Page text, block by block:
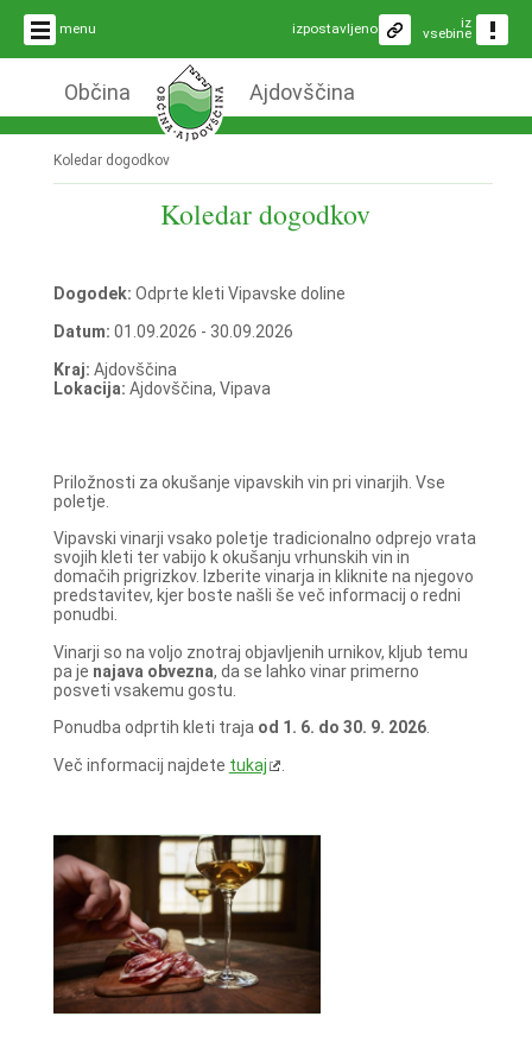
menu iz
vsebine
izpostavljeno
Občina Ajdovščina
Koledar dogodkov
Koledar dogodkov
Dogodek: Odprte kleti Vipavske doline
Datum: 01.09.2026 - 30.09.2026
Kraj: Ajdovščina
Lokacija: Ajdovščina, Vipava
Priložnosti za okušanje vipavskih vin pri vinarjih. Vse
poletje.
Vipavski vinarji vsako poletje tradicionalno odprejo vrata
svojih kleti ter vabijo k okušanju vrhunskih vin in
domačih prigrizkov. Izberite vinarja in kliknite na njegovo
predstavitev, kjer boste našli še več informacij o redni
ponudbi.
Vinarji so na voljo znotraj objavljenih urnikov, kljub temu
pa je najava obvezna, da se lahko vinar primerno
posveti vsakemu gostu.
Ponudba odprtih kleti traja od 1. 6. do 30. 9. 2026.
Več informacij najdete tukaj